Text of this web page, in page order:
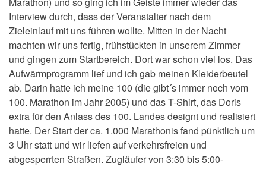
Interview durch, dass der Veranstalter nach dem
Zieleinlauf mit uns führen wollte. Mitten in der Nacht
machten wir uns fertig, frühstückten in unserem Zimmer
und gingen zum Startbereich. Dort war schon viel los. Das
Aufwärmprogramm lief und ich gab meinen Kleiderbeutel
ab. Darin hatte ich meine 100 (die gibt´s immer noch vom
100. Marathon im Jahr 2005) und das T-Shirt, das Doris
extra für den Anlass des 100. Landes designt und realisiert
hatte. Der Start der ca. 1.000 Marathonis fand pünktlich um
3 Uhr statt und wir liefen auf verkehrsfreien und
abgesperrten Straßen. Zugläufer von 3:30 bis 5:00-